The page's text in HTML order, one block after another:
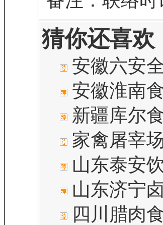
猜你还喜欢
安徽六安
安徽淮南
新疆库尔
家禽屠宰
山东泰安
山东济宁
四川腊肉